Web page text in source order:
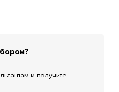
и получите